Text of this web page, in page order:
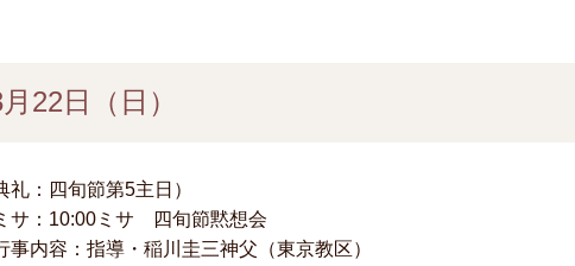
22日（日）
礼：四旬節第5主日）
サ：10:00ミサ 四旬節黙想会
事内容：指導・稲川圭三神父（東京教区）